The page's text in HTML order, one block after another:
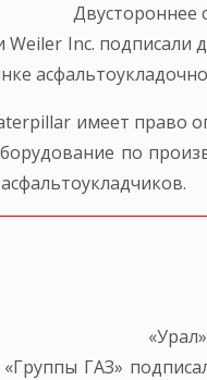
Двустороннее
Weiler Inc.
имеет право
по
ГАЗ»